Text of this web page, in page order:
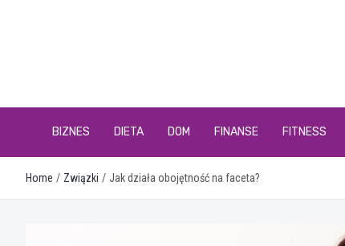
BIZNES DIETA DOM FINANSE FITNESS
Home Związki Jak działa obojętność na faceta?